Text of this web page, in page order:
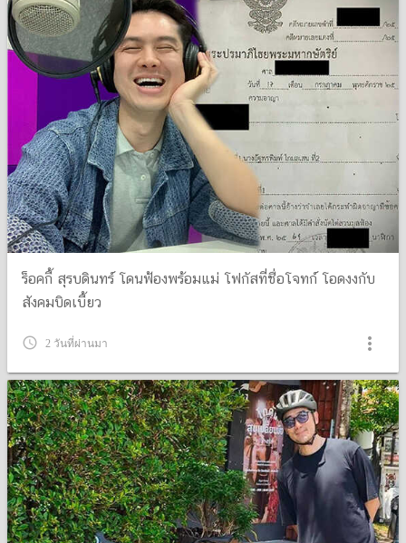
ร็อคกี้ สุรบดินทร์ โดนฟ้องพร้อมแม่ โฟกัสที่ชื่อโจทก์ โอดงงกับ
สังคมบิดเบี้ยว
query_builder 2 วันที่ผ่านมา more_vert